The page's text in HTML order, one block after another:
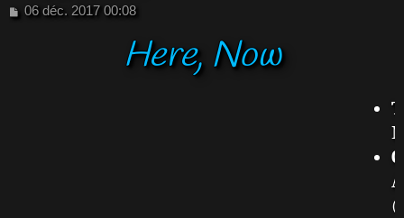
M
06 déc. 2017 00:08
Here, Now